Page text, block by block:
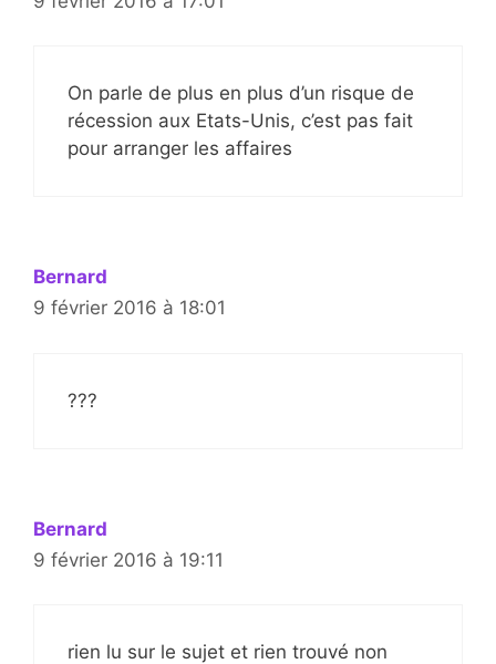
On parle de plus en plus d’un risque de
récession aux Etats-Unis, c’est pas fait
pour arranger les affaires
Bernard
9 février 2016 à 18:01
???
Bernard
9 février 2016 à 19:11
rien lu sur le sujet et rien trouvé non